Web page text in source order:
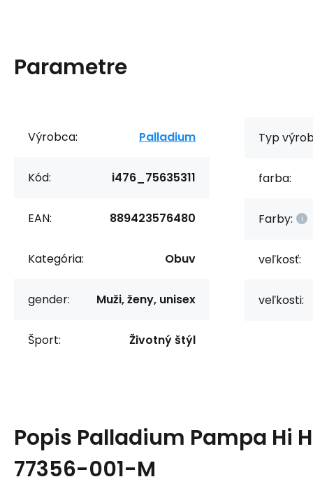
Parametre
Výrobca: Palladium
Kód: i476_75635311
EAN: 889423576480
Kategória: Obuv
gender: Muži, ženy, unisex
Šport: Životný štýl
Typ
farba:
Farby:
veľkosť:
veľkosti:
Popis Palladium Pampa Hi
77356-001-M